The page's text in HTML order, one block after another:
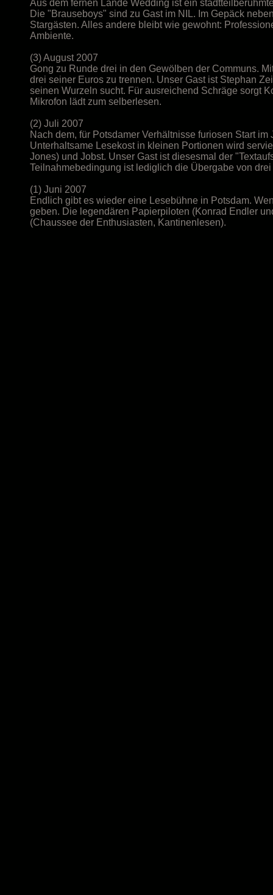
Aus dem fernen Lande Wedding ist ein
Die "Brauseboys" sind zu Gast im NIL. Im Gepäck
Stargästen. Alles andere bleibt wie gewohnt:
Ambiente.
(3) August 2007
Gong zu Runde drei in den Gewölben der Communs.
drei seiner Euros zu trennen. Unser Gast ist Stephan
seinen Wurzeln sucht. Für ausreichend Schräge sorgt
Mikrofon lädt zum selberlesen.
(2) Juli 2007
Nach dem, für Potsdamer Verhältnisse furiosen Start
Unterhaltsame Lesekost in kleinen Portionen wird
Jones) und Jobst. Unser Gast ist diesesmal der
Teilnahmebedingung ist lediglich die Übergabe von
(1) Juni 2007
Endlich gibt es wieder eine Lesebühne in Potsdam.
geben. Die legendären Papierpiloten (Konrad Endler
(Chaussee der Enthusiasten, Kantinenlesen).